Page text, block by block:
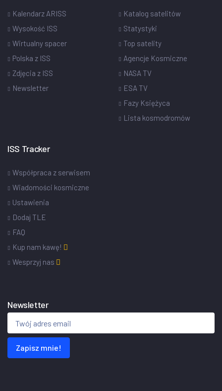
Kalendarz ARISS
Wysokość ISS
Wirtualny spacer
Polska z ISS
Zdjęcia z ISS
Newsletter
Katalog satelitów
Statystyki
Top satelity
Agencje Kosmiczne
NASA TV
ESA TV
Fazy Księżyca
Lista kosmodromów
ISS Tracker
Współpraca z serwisem
Wiadomości kosmiczne
Ustawienia
Dodaj TLE
FAQ
Kup nam kawę!
Wesprzyj nas
Newsletter
Zapisz mnie!